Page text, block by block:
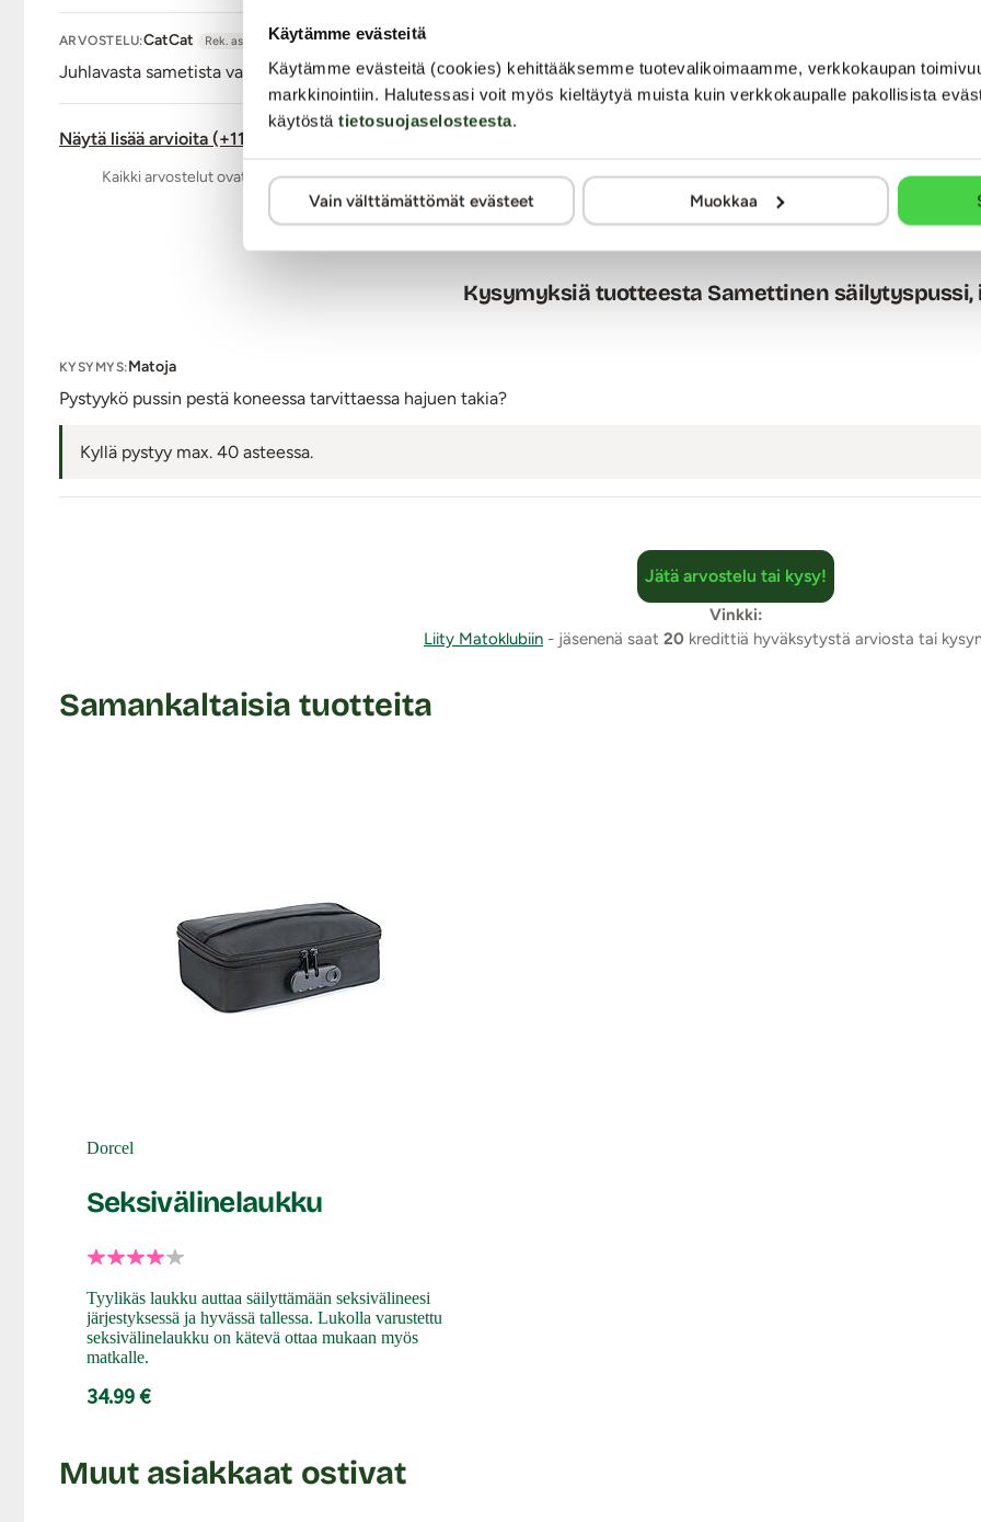
Käytämme evästeitä
Käytämme evästeitä (cookies) kehittääksemme tuotevalikoimaamme, verkkokaupan
markkinointiin. Halutessasi voit myös kieltäytyä muista kuin verkkokaupalle pakollisista
käytöstä tietosuojaselosteesta.
Vain välttämättömät evästeet Muokkaa
ARVOSTELU:CatCat Rek. asiakas
Juhlavasta sametista valmistettu tyylikäs pussukka, johon mahtuu myös melkeinpä kaikkein isoimmat lelutkin piiloon.
Näytä lisää arvioita (+11)
Kaikki arvostelut ovat aitoja ja oikeiden asiakkaiden antamia. Arviointi tapahtuu nimimerkillä yksityisyyden suojaamiseksi.
muuten kaikki julkaistaan sellaisenaan.
Kysymyksiä tuotteesta Samettinen säilytyspussi,
KYSYMYS:Matoja
Pystyykö pussin pestä koneessa tarvittaessa hajuen takia?
Kyllä pystyy max. 40 asteessa.
Jätä arvostelu tai kysy!
Vinkki:
Liity Matoklubiin - jäsenenä saat 20 kredittiä hyväksytystä arviosta tai
Samankaltaisia tuotteita
Dorcel
Seksivälinelaukku
Tyylikäs laukku auttaa säilyttämään seksivälineesi
järjestyksessä ja hyvässä tallessa. Lukolla varustettu
seksivälinelaukku on kätevä ottaa mukaan myös
matkalle.
34.99 €
Muut asiakkaat ostivat